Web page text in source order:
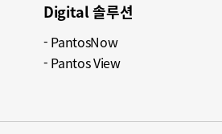
Digital 솔루션​
PantosNow​
Pantos View​